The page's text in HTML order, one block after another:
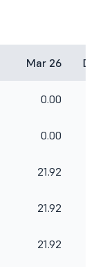
Mar 26
0.00
0.00
21.92
21.92
21.92